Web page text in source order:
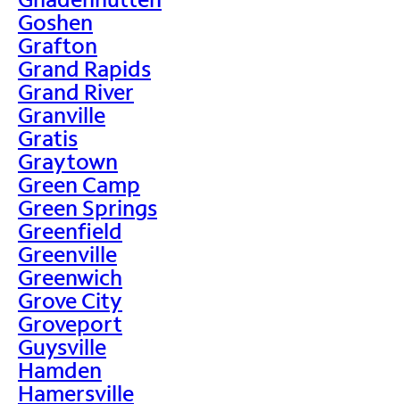
Goshen
Grafton
Grand Rapids
Grand River
Granville
Gratis
Graytown
Green Camp
Green Springs
Greenfield
Greenville
Greenwich
Grove City
Groveport
Guysville
Hamden
Hamersville